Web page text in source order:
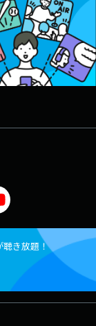
聴き放題！